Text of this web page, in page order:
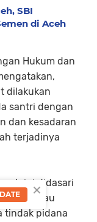
SBI
di Aceh
Hukum dan
dilakukan
santri dengan
dan kesadaran
terjadinya
ini didasari
atau
tindak pidana
×